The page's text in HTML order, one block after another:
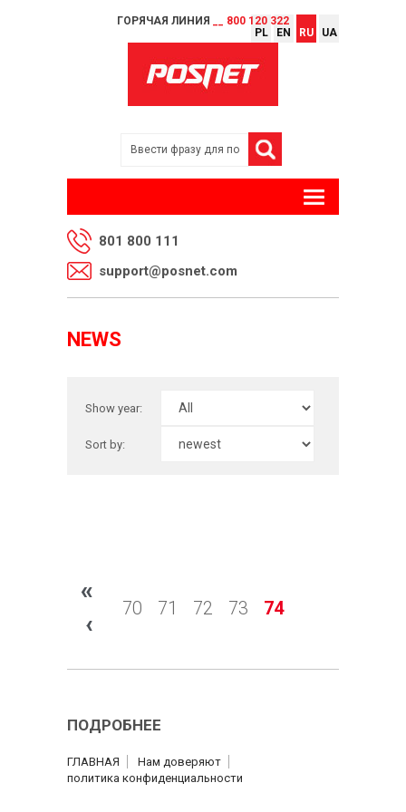
ГОРЯЧАЯ ЛИНИЯ __ 800 120 322
PL
EN RU UA
801 800 111
support@posnet.com
NEWS
Show year:
Sort by:
«
‹
70 71 72 73 74
ПОДРОБНЕЕ
ГЛАВНАЯ
Нам доверяют
политика конфиденциальности